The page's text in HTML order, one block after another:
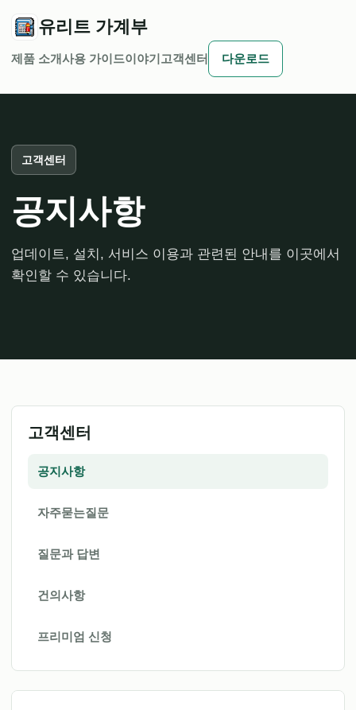
유리트 가계부
제품 소개사용 가이드이야기 고객센터 다운로드
고객센터
공지사항
업데이트, 설치, 서비스 이용과 관련된 안내를 이곳에서
확인할 수 있습니다.
고객센터
공지사항
자주묻는질문
질문과 답변
건의사항
프리미엄 신청